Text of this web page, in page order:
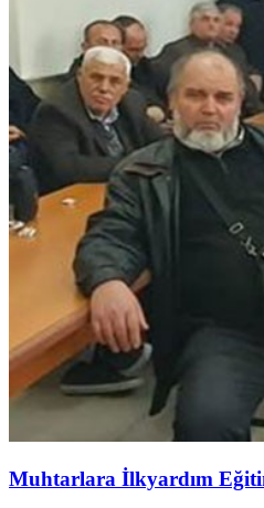
Muhtarlara İlkyardım